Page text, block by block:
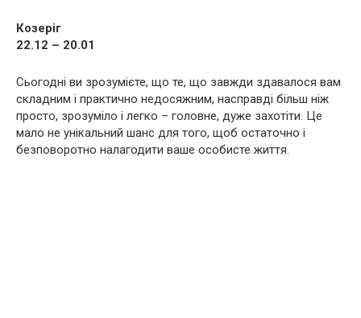
Козеріг
22.12 – 20.01
Сьогодні ви зрозумієте, що те, що завжди здавалося вам
складним і практично недосяжним, насправді більш ніж
просто, зрозуміло і легко – головне, дуже захотіти. Це
мало не унікальний шанс для того, щоб остаточно і
безповоротно налагодити ваше особисте життя.